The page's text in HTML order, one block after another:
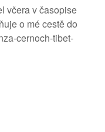
včera v časopise
o mé cestě do
cernoch-tibet-